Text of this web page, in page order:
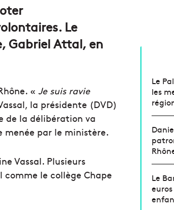
Le
Gabriel Attal, en
« Je suis ravie
la présidente (DVD)
de la délibération va
par le ministère.
Vassal. Plusieurs
le collège Chape
Le
les
Le